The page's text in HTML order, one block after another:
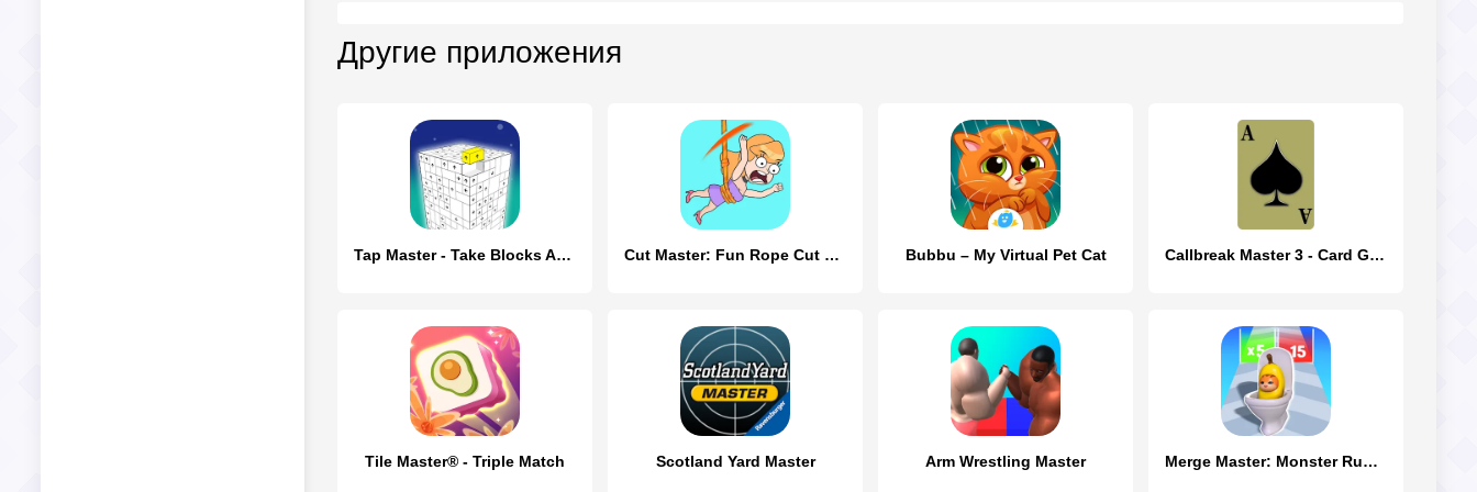
Другие приложения
Tap Master - Take Blocks Away Cut Master: Fun Rope Cut Game Bubbu – My Virtual Pet Cat Callbreak Master 3 - Card Game
Tile Master® - Triple Match Scotland Yard Master Arm Wrestling Master Merge Master: Monster Run 3D